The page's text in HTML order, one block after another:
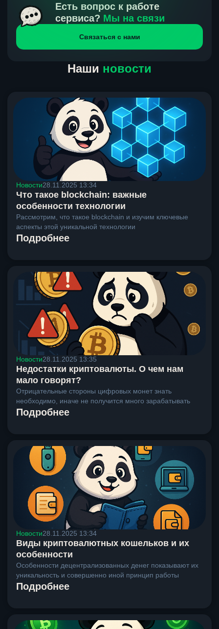
получения нами средств от тебя, а на другой части
направлений курс, указанный на сайте, является
окончательным. Если сомневаешься, напиши в онлайн-
чат на сайте, мы поможем разобраться.
Есть вопрос к работе
сервиса? Мы на связи
Связаться с нами
Наши новости
Новости28.11.2025 13:34
Что такое blockchain: важные
особенности технологии
Рассмотрим, что такое blockchain и изучим ключевые
аспекты этой уникальной технологии
Подробнее
Новости28.11.2025 13:35
Недостатки криптовалюты. О чем нам
мало говорят?
Отрицательные стороны цифровых монет знать
необходимо, иначе не получится много зарабатывать
Подробнее
Новости28.11.2025 13:34
Виды криптовалютных кошельков и их
особенности
Особенности децентрализованных денег показывают их
уникальность и совершенно иной принцип работы
Подробнее